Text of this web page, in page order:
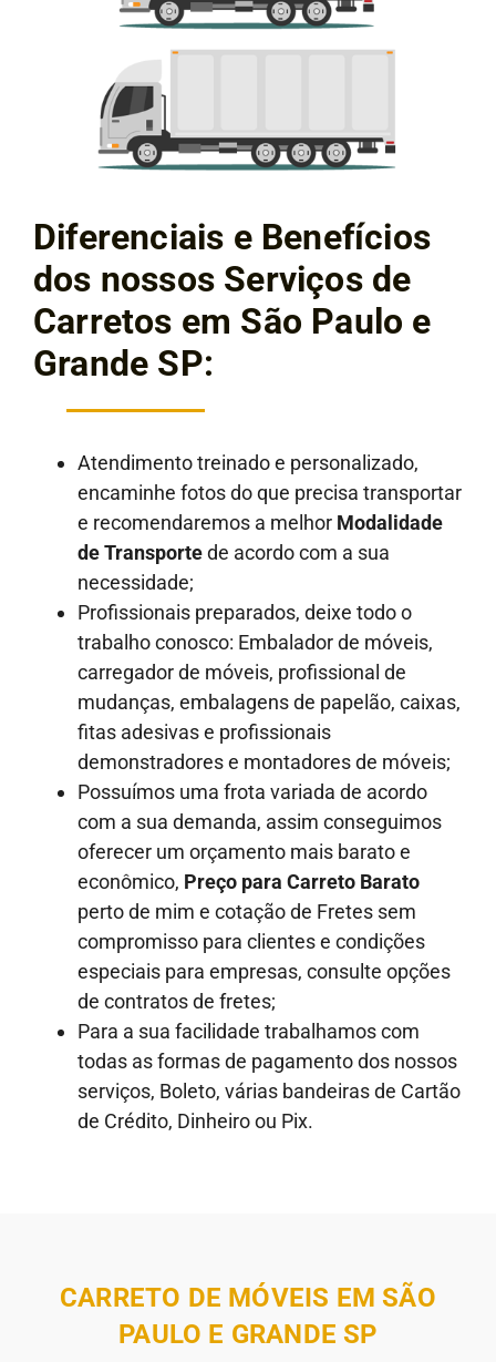
Diferenciais e Benefícios
dos nossos Serviços de
Carretos em São Paulo e
Grande SP:
Atendimento treinado e personalizado,
encaminhe fotos do que precisa transportar
e recomendaremos a melhor Modalidade
de Transportede acordo com a sua
necessidade;
Profissionais preparados, deixe todo o
trabalho conosco: Embalador de móveis,
carregador de móveis, profissional de
mudanças, embalagens de papelão, caixas,
fitas adesivas e profissionais
demonstradores e montadores de móveis;
Possuímos uma frota variada de acordo
com a sua demanda, assim conseguimos
oferecer um orçamento mais barato e
econômico, Preço para Carreto Barato
perto de mim e cotação de Fretes sem
compromisso para clientes e condições
especiais para empresas, consulte opções
de contratos de fretes;
Para a sua facilidade trabalhamos com
todas as formas de pagamento dos nossos
serviços, Boleto, várias bandeiras de Cartão
de Crédito, Dinheiro ou Pix.
CARRETO DE MÓVEIS EM SÃO
PAULO E GRANDE SP